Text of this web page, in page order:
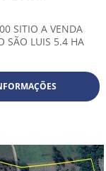
SITIO A VENDA
SÃO LUIS 5.4 HA